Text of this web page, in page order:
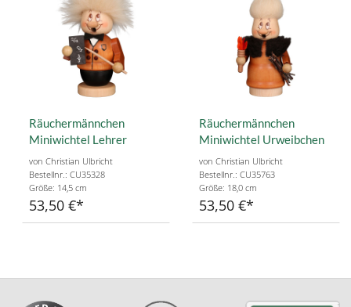
Räuchermännchen
Miniwichtel Lehrer
von Christian Ulbricht
Bestellnr.: CU35328
Größe: 14,5 cm
53,50 €
Räuchermännchen
Miniwichtel Urweibchen
von Christian Ulbricht
Bestellnr.: CU35763
Größe: 18,0 cm
53,50 €